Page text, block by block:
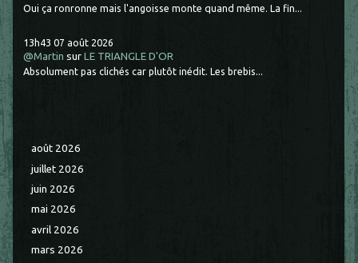
Oui ça ronronne mais l'angoisse monte quand même. La fin...
13h43 07 août 2026
@Martin surLE TRIANGLE D'OR
Absolument pas clichés car plutôt inédit. Les brebis...
août 2026
juillet 2026
juin 2026
mai 2026
avril 2026
mars 2026